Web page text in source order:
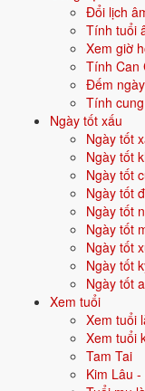
Đổi lịch
Tính tuổi
Xem giờ
Tính Can
Đếm
Tính
Ngày tốt xấu
Ngày tốt
Ngày tốt
Ngày tốt
Ngày tốt
Ngày tốt
Ngày tốt
Ngày tốt
Ngày tốt
Ngày tốt
Xem tuổi
Xem tuổi
Xem tuổi
Tam Tai
Kim Lâu
T2 ·Giáp Tý ·
T4 ·Bính Dần
T7 ·Kỷ Tỵ· 29/
⛔ NÊN TRÁNH
T5 ·Đinh Mão
Xem ngày tốt khai
Động thổ
Trong tháng 10/2029
✅ NGÀY ĐẸP NHẤT
T3 ·Nhâm
CN ·Giáp Thân